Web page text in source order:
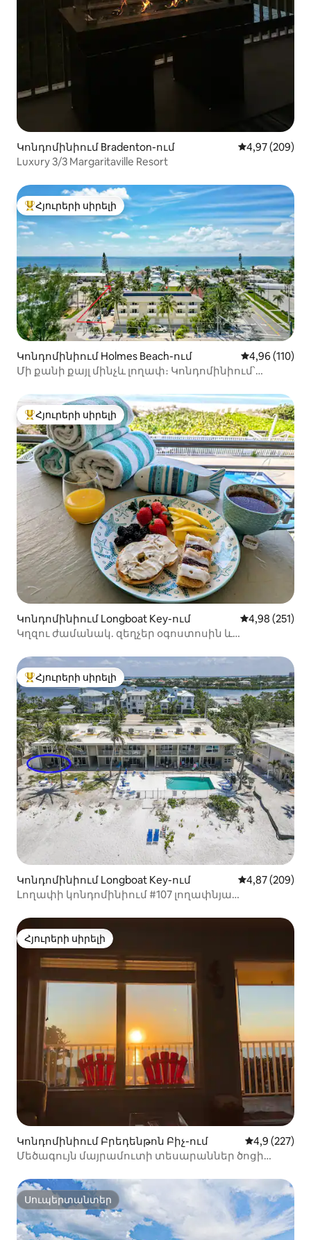
Կոնդոմինիում Bradenton-ում Միջին
4,97 (209)
Luxury 3/3 Margaritaville Resort
Հյուրերի սիրելի լավագույն տները
Հյուրերի սիրելի
Կոնդոմինիում Holmes Beach-ում Միջին
4,96 (110)
Մի քանի քայլ մինչև լողափ։ Կոնդոմինիում՝
Հյուրերի սիրելի լավագույն տները
Հյուրերի սիրելի
Կոնդոմինիում Longboat Key-ում Միջին
4,98 (251)
Կղզու ժամանակ. զեղչեր օգոստոսին և
Հյուրերի սիրելի լավագույն տները
Հյուրերի սիրելի
Կոնդոմինիում Longboat Key-ում Միջին
4,87 (209)
Լողափի կոնդոմինիում #107 լողափնյա
Հյուրերի սիրելի
Հյուրերի սիրելի
Կոնդոմինիում Բրեդենթոն Բիչ-ում Միջին
4,9 (227)
Մեծագույն մայրամուտի տեսարաններ ծոցի
Սուպերտանտեր
Սուպերտանտեր